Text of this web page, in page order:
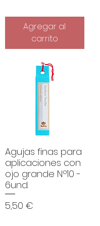
Agregar al
carrito
Agujas finas para
aplicaciones con
ojo grande Nº10 -
6und.
Precio
5,50 €